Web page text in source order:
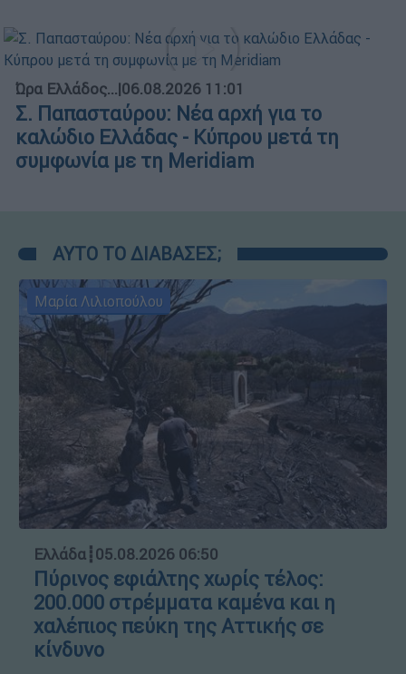
Ώρα Ελλάδος...|06.08.2026 11:01
Σ. Παπασταύρου: Νέα αρχή για το
καλώδιο Ελλάδας - Κύπρου μετά τη
συμφωνία με τη Meridiam
ΑΥΤΟ ΤΟ ΔΙΑΒΑΣΕΣ;
Μαρία Λιλιοπούλου
Ελλάδα┋05.08.2026 06:50
Πύρινος εφιάλτης χωρίς τέλος:
200.000 στρέμματα καμένα και η
χαλέπιος πεύκη της Αττικής σε
κίνδυνο